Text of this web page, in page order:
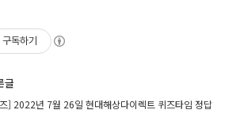
구독하기
글
] 2022년 7월 26일 현대해상다이렉트 퀴즈타임 정답